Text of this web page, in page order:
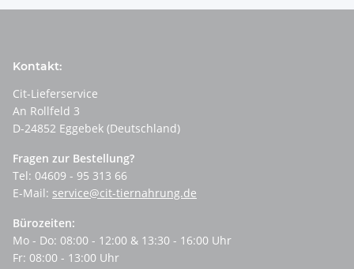
Kontakt:
Cit-Lieferservice
An Rollfeld 3
D-24852 Eggebek (Deutschland)
Fragen zur Bestellung?
Tel: 04609 - 95 313 66
E-Mail: service@cit-tiernahrung.de
Bürozeiten:
Mo - Do: 08:00 - 12:00 & 13:30 - 16:00 Uhr
Fr: 08:00 - 13:00 Uhr